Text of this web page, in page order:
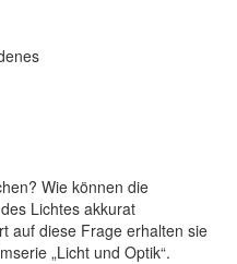
Wie können die
Lichtes akkurat
auf diese Frage erhalten sie
„Licht und Optik“.